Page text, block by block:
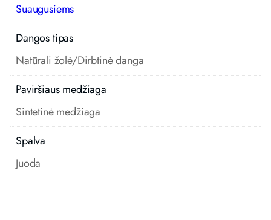
Suaugusiems
Dangos tipas
Natūrali žolė/Dirbtinė danga
Paviršiaus medžiaga
Sintetinė medžiaga
Spalva
Juoda